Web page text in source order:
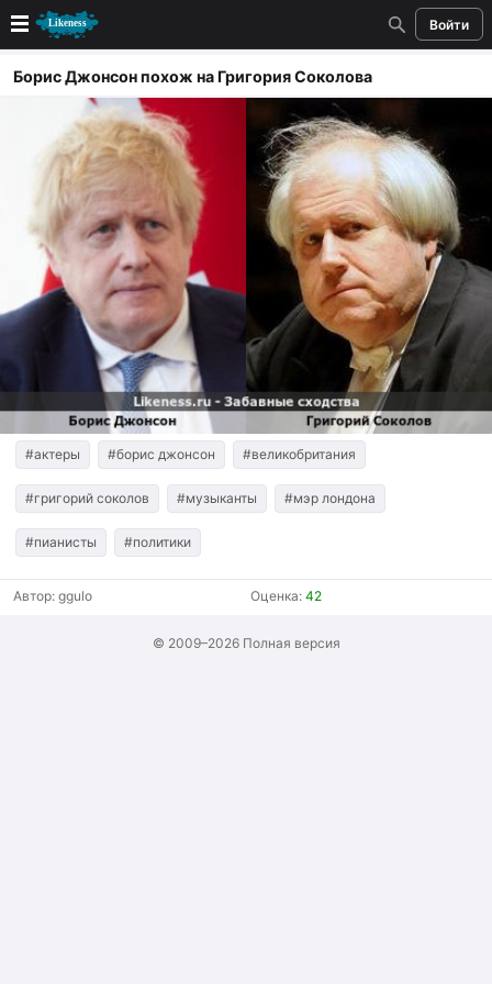
Войти
Новые
Лучшие
Голосование
Кандидаты
Случайное сходство 👍
Создать сходство
Для публикации необходима авторизация
Поиск
Борис Джонсон похож на Григория Соколова
#актеры #борис джонсон #великобритания
#григорий соколов #музыканты #мэр лондона
#пианисты #политики
Автор: ggulo Оценка: 42
© 2009–2026 Полная версия